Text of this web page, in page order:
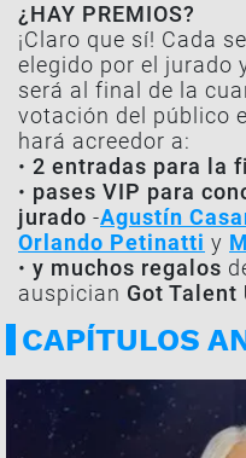
¿HAY PREMIOS?
¡Claro que sí! Cada
elegido por el jurado
será al final de la
votación del público
hará acreedor a:
• 2 entradas para la
• pases VIP para
jurado -Agustín
Orlando Petinatti y
• y muchos regalos
auspician Got Talent
CAPÍTULOS